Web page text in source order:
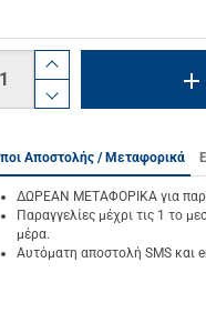
Αποστολής / Μεταφορικά
ΔΩΡΕΑΝ ΜΕΤΑΦΟΡΙΚΑ για
Παραγγελίες μέχρι τις 1 το
μέρα.
Αυτόματη αποστολή SMS και